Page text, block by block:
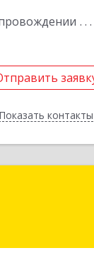
Показать контакты
Назад
обл, Усть-